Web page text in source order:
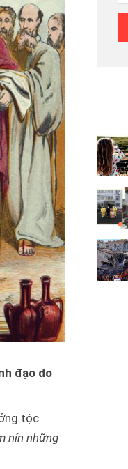
đạo do
tộc.
nín những